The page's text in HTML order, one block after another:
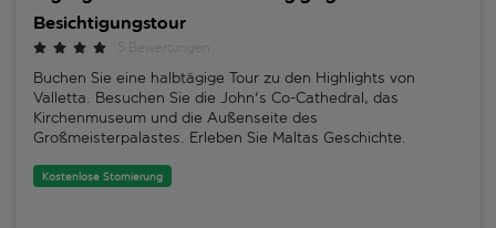
Besichtigungstour
Buchen Sie eine halbtägige Tour zu den Highlights von
Valletta. Besuchen Sie die John's Co-Cathedral, das
Kirchenmuseum und die Außenseite des
Großmeisterpalastes. Erleben Sie Maltas Geschichte.
Kostenlose Stornierung